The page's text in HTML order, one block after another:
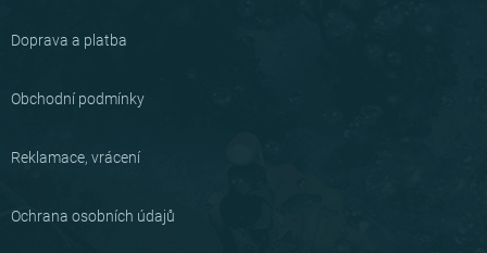
aDoprava a platba
Obchodní podmínky
Reklamace, vrácení
Ochrana osobních údajů